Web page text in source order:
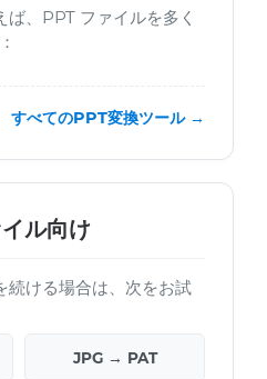
、PPT ファイルを多く
すべてのPPT変換ツール →
ル向け
続ける場合は、次をお試
JPG → PAT